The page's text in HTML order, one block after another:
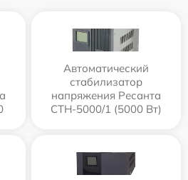
Автоматический
стабилизатор
напряжения Ресанта
СТН-5000/1 (5000 Вт)